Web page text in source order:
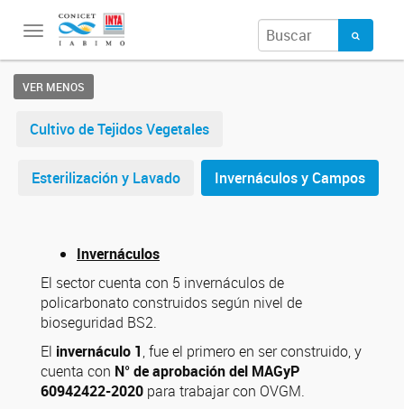
Toggle
VER MENOS
Cultivo de Tejidos Vegetales
Esterilización y Lavado Invernáculos y Campos
Invernáculos
El sector cuenta con 5 invernáculos de
policarbonato construidos según nivel de
bioseguridad BS2.
El invernáculo 1, fue el primero en ser construido, y
cuenta con N° de aprobación del MAGyP
60942422-2020 para trabajar con OVGM.